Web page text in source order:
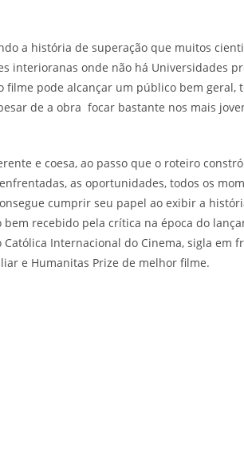
a história de superação que muitos
interioranas onde não há Universidades
filme pode alcançar um público bem
de a obra focar bastante nos mais
e coesa, ao passo que o roteiro
as oportunidades, todos os
cumprir seu papel ao exibir a
bem recebido pela crítica na época do
Católica Internacional do Cinema, sigla em
e Humanitas Prize de melhor filme.